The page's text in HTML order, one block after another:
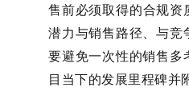
售前必须取得的合规
潜力与销售路径、与
要避免一次性的销售多
目当下的发展里程碑并